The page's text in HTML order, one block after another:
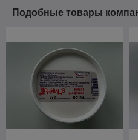
Подобные товары